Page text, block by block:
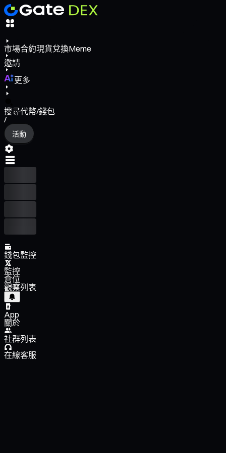
市場合約現貨兌換Meme
邀請
更多
搜尋代幣/錢包
/
活動
錢包監控
監控
倉位
觀察列表
App
關於
社群列表
在線客服